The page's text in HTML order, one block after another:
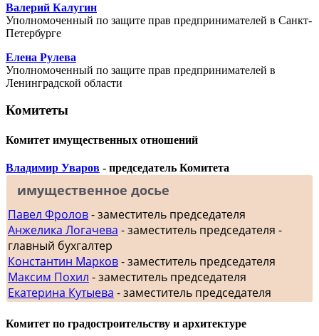
Валерий Калугин
Уполномоченный по защите прав предпринимателей в Санкт-
Петербурге
Елена Рулева
Уполномоченный по защите прав предпринимателей в
Ленинградской области
Комитеты
Комитет имущественных отношений
Владимир Уваров - председатель Комитета
имущественное досье
Павел Фролов- заместитель председателя
Анжелика Логачева - заместитель председателя -
главный бухгалтер
Константин Марков- заместитель председателя
Максим Похил - заместитель председателя
Екатерина Кутыева - заместитель председателя
Комитет по градостроительству и архитектуре